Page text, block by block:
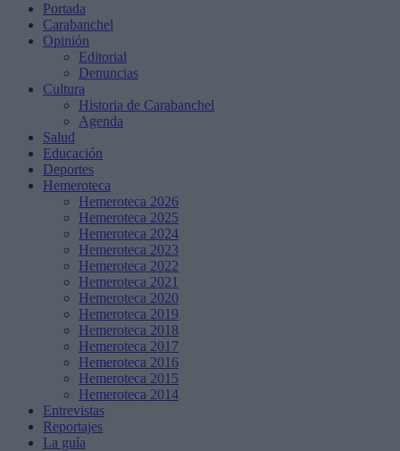
Portada
Carabanchel
Opinión
Editorial
Denuncias
Cultura
Historia de Carabanchel
Agenda
Salud
Educación
Deportes
Hemeroteca
Hemeroteca 2026
Hemeroteca 2025
Hemeroteca 2024
Hemeroteca 2023
Hemeroteca 2022
Hemeroteca 2021
Hemeroteca 2020
Hemeroteca 2019
Hemeroteca 2018
Hemeroteca 2017
Hemeroteca 2016
Hemeroteca 2015
Hemeroteca 2014
Entrevistas
Reportajes
La guía